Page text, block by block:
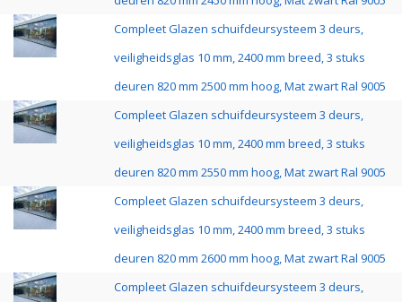
Compleet Glazen schuifdeursysteem 3 deurs,
veiligheidsglas 10 mm, 2400 mm breed, 3 stuks
deuren 820 mm 2500 mm hoog, Mat zwart Ral 9005
Compleet Glazen schuifdeursysteem 3 deurs,
veiligheidsglas 10 mm, 2400 mm breed, 3 stuks
deuren 820 mm 2550 mm hoog, Mat zwart Ral 9005
Compleet Glazen schuifdeursysteem 3 deurs,
veiligheidsglas 10 mm, 2400 mm breed, 3 stuks
deuren 820 mm 2600 mm hoog, Mat zwart Ral 9005
Compleet Glazen schuifdeursysteem 3 deurs,